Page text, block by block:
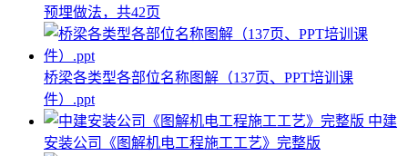
预埋做法，共42页
桥梁各类型各部位名称图解（137页、PPT培训课
件）.ppt
中建
安装公司《图解机电工程施工工艺》完整版